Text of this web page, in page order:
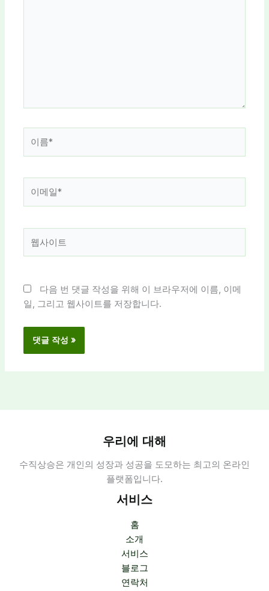
*
다음 번 댓글 작성을 위해 이 브라우저에 이름, 이메
일, 그리고 웹사이트를 저장합니다.
우리에 대해
수직상승은 개인의 성장과 성공을 도모하는 최고의 온라인
플랫폼입니다.
서비스
홈
소개
서비스
블로그
연락처